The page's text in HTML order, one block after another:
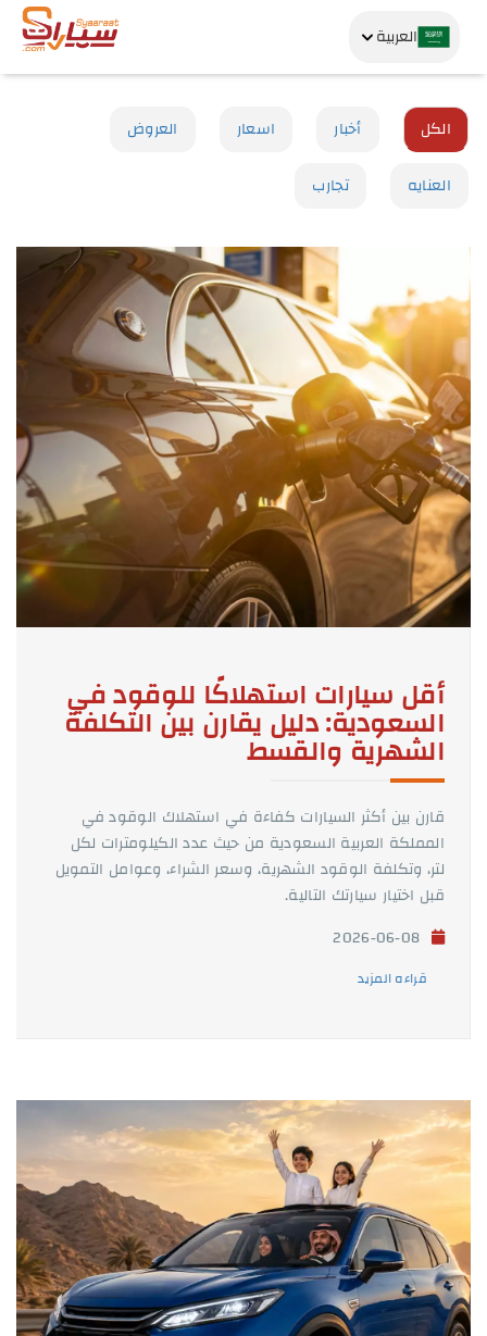
العربية
الكل أخبار اسعار
العروض
العنايه
تجارب
أقل سيارات استهلاكًا للوقود في
السعودية: دليل يقارن بين التكلفة
الشهرية والقسط
قارن بين أكثر السيارات كفاءة في استهلاك الوقود في
المملكة العربية السعودية من حيث عدد الكيلومترات لكل
لتر، وتكلفة الوقود الشهرية، وسعر الشراء، وعوامل التمويل
قبل اختيار سيارتك التالية.
قراءه المزيد